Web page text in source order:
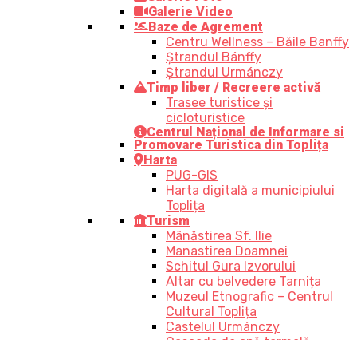
Galerie Video
Baze de Agrement
Centru Wellness – Băile Banffy
Ștrandul Bánffy
Ștrandul Urmánczy
Timp liber / Recreere activă
Trasee turistice şi
cicloturistice
Centrul Național de Informare si
Promovare Turistica din Toplița
Harta
PUG-GIS
Harta digitală a municipiului
Toplița
Turism
Mânăstirea Sf. Ilie
Manastirea Doamnei
Schitul Gura Izvorului
Altar cu belvedere Tarnița
Muzeul Etnografic – Centrul
Cultural Toplița
Castelul Urmánczy